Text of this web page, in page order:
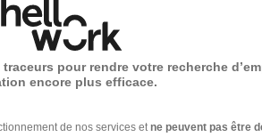
heure
pour rendre votre recherche
encore plus efficace.
de nos services et ne peuvent pas être